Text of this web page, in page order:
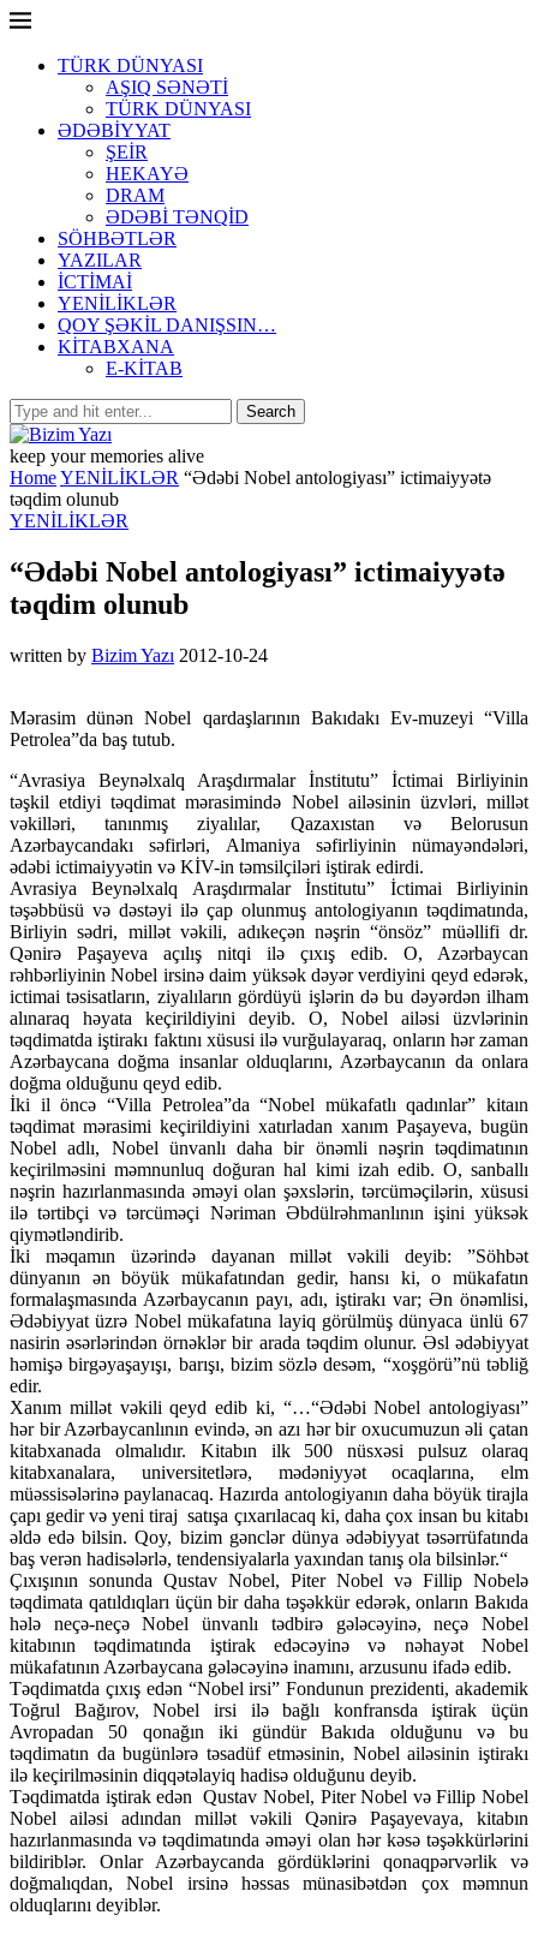
TÜRK DÜNYASI
AŞIQ SƏNƏTİ
TÜRK DÜNYASI
ƏDƏBİYYAT
ŞEİR
HEKAYƏ
DRAM
ƏDƏBİ TƏNQİD
SÖHBƏTLƏR
YAZILAR
İCTİMAİ
YENİLİKLƏR
QOY ŞƏKİL DANIŞSIN…
KİTABXANA
E-KİTAB
keep your memories alive
HomeYENİLİKLƏR “Ədəbi Nobel antologiyası” ictimaiyyətə
təqdim olunub
YENİLİKLƏR
“Ədəbi Nobel antologiyası” ictimaiyyətə
təqdim olunub
written by Bizim Yazı 2012-10-24
Mərasim dünən Nobel qardaşlarının Bakıdakı Ev-muzeyi “Villa
Petrolea”da baş tutub.
“Avrasiya Beynəlxalq Araşdırmalar İnstitutu” İctimai Birliyinin
təşkil etdiyi təqdimat mərasimində Nobel ailəsinin üzvləri, millət
vəkilləri, tanınmış ziyalılar, Qazaxıstan və Belorusun
Azərbaycandakı səfirləri, Almaniya səfirliyinin nümayəndələri,
ədəbi ictimaiyyətin və KİV-in təm­silçiləri iştirak edirdi.
Avrasiya Beynəlxalq Araşdırmalar İnstitutu” İctimai Birliyinin
təşəbbüsü və dəstəyi ilə çap olunmuş antologiyanın təqdimatında,
Birliyin sədri, millət vəkili, adıkeçən nəşrin “önsöz” müəllifi dr.
Qənirə Paşayeva açılış nitqi ilə çıxış edib. O, Azərbaycan
rəhbərliyinin Nobel irsinə daim yüksək dəyər verdiyini qeyd edərək,
ictimai təsisatların, ziyalıların gördüyü işlərin də bu dəyərdən ilham
alınaraq həyata keçirildiyini deyib. O, Nobel ailəsi üzvlərinin
təqdimatda iştirakı faktını xüsusi ilə vurğulayaraq, onların hər zaman
Azərbaycana doğma insanlar olduqlarını, Azərbaycanın da onlara
doğma olduğunu qeyd edib.
İki il öncə “Villa Petrolea”da “Nobel mükafatlı qadınlar” kitaın
təqdimat mərasimi keçirildiyini xatırladan xanım Paşayeva, bugün
Nobel adlı, Nobel ünvanlı daha bir önəmli nəşrin təqdimatının
keçirilməsini məmnunluq doğuran hal kimi izah edib. O, sanballı
nəşrin hazırlan­masında əməyi olan şəxslərin, tərcüməçilərin, xüsusi
ilə tərtibçi və tərcüməçi Nəriman Əbdülrəhmanlının işini yüksək
qiymətləndirib.
İki məqamın üzərində dayanan millət vəkili deyib: ”Söhbət
dünyanın ən böyük mükafatından gedir, hansı ki, o mükafatın
formalaşmasında Azərbaycanın payı, adı, iştirakı var; Ən önəmlisi,
Ədəbiyyat üzrə Nobel mükafatına layiq görülmüş dünyaca ünlü 67
nasirin əsərlərindən örnəklər bir arada təqdim olunur. Əsl ədəbiyyat
həmişə birgəyaşayışı, barışı, bizim sözlə desəm, “xoşgörü”nü təbliğ
edir.
Xanım millət vəkili qeyd edib ki, “…“Ədəbi Nobel antologiyası”
hər bir Azərbaycanlının evində, ən azı hər bir oxucumuzun əli çatan
kitabxanada olmalıdır. Kitabın ilk 500 nüsxəsi pulsuz olaraq
kitabxanalara, universitetlərə, mədəniyyət ocaqlarına, elm
müəssisələrinə paylanacaq. Hazırda antologiyanın daha böyük tirajla
çapı gedir və yeni tiraj satışa çıxarılacaq ki, daha çox insan bu kitabı
əldə edə bilsin. Qoy, bizim gənclər dünya ədəbiyyat təsərrüfatında
baş verən hadisələrlə, tendensiyalarla yaxından tanış ola bilsinlər.“
Çıxışının sonunda Qustav Nobel, Piter Nobel və Fillip Nobelə
təqdimata qatıldıqları üçün bir daha təşəkkür edərək, onların Bakıda
hələ neçə-neçə Nobel ünvanlı tədbirə gələcəyinə, neçə Nobel
kitabının təqdimatında iştirak edəcəyinə və nəhayət Nobel
mükafatının Azərbaycana gələcəyinə inamını, arzusunu ifadə edib.
Təqdimatda çıxış edən “Nobel irsi” Fondunun prezidenti, akademik
Toğrul Bağırov, Nobel irsi ilə bağlı konfransda iştirak üçün
Avropadan 50 qonağın iki gündür Bakıda olduğunu və bu
təqdimatın da bugünlərə təsadüf etməsinin, Nobel ailəsinin iştirakı
ilə keçirilməsinin diqqətəlayiq hadisə olduğunu deyib.
Təqdimatda iştirak edən Qustav Nobel, Piter Nobel və Fillip Nobel
Nobel ailəsi adından millət vəkili Qənirə Paşayevaya, kitabın
hazırlanmasında və təqdimatında əməyi olan hər kəsə təşəkkürlərini
bildiriblər. Onlar Azərbaycanda gördüklərini qonaqpərvərlik və
doğmalıqdan, Nobel irsinə həssas münasibətdən çox məmnun
olduqlarını deyiblər.